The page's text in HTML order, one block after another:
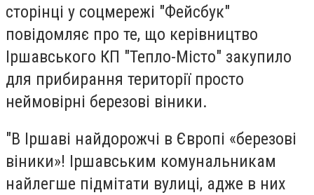
сторінці у соцмережі "Фейсбук"
повідомляє про те, що керівництво
Іршавського КП "Тепло-Місто" закупило
для прибирання території просто
неймовірні березові віники.
"В Іршаві найдорожчі в Європі «березові
віники»! Іршавським комунальникам
найлегше підмітати вулиці, адже в них